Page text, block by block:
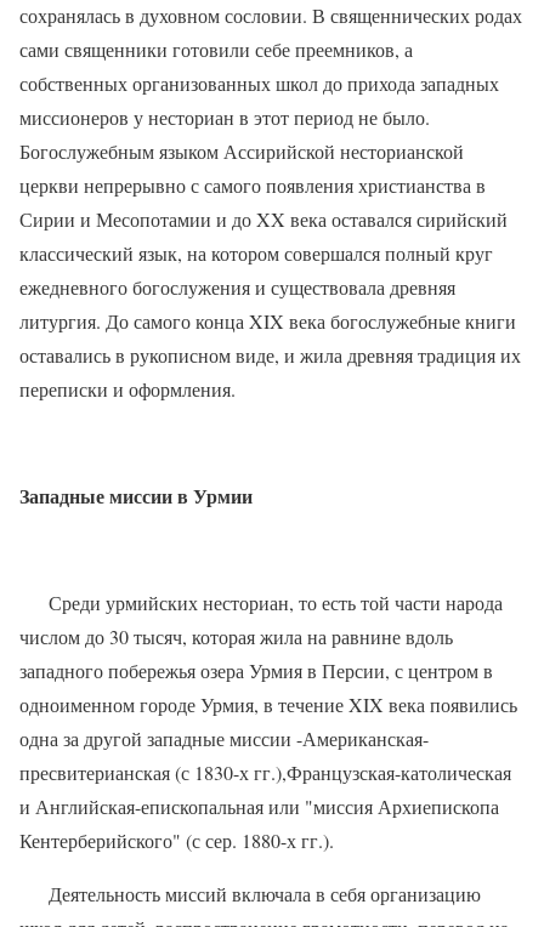
сохранялась в духовном сословии. В священнических родах
сами священники готовили себе преемников, а
собственных организованных школ до прихода западных
миссионеров у несториан в этот период не было.
Богослужебным языком Ассирийской несторианской
церкви непрерывно с самого появления христианства в
Сирии и Месопотамии и до XX века оставался сирийский
классический язык, на котором совершался полный круг
ежедневного богослужения и существовала древняя
литургия. До самого конца XIX века богослужебные книги
оставались в рукописном виде, и жила древняя традиция их
переписки и оформления.
Западные миссии в Урмии
Среди урмийских несториан, то есть той части народа
числом до 30 тысяч, которая жила на равнине вдоль
западного побережья озера Урмия в Персии, с центром в
одноименном городе Урмия, в течение XIX века появились
одна за другой западные миссии -Американская-
пресвитерианская (с 1830-х гг.),Французская-католическая
и Английская-епископальная или "миссия Архиепископа
Кентерберийского" (с сер. 1880-х гг.).
Деятельность миссий включала в себя организацию